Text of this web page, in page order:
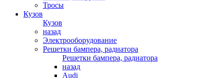
Тросы
Кузов
Кузов
назад
Электрооборудование
Решетки бампера, радиатора
Решетки бампера, радиатора
назад
Audi